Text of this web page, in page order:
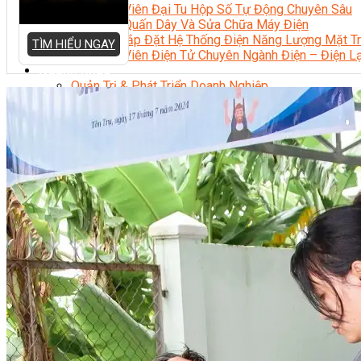
Kỹ Thuật Viên Đại Tu Hộp Số Tự Động Chuyên Sâu
Kỹ Thuật Quấn Dây Và Sửa Chữa Máy Điện
Thiết Kế Lắp Đặt Hệ Thống Điện Năng Lượng Mặt
Kỹ Thuật Viên Điện Tử Chuyên Ngành Điện – Điện
Ngành Khác
Quản Trị & Phát Triển Doanh Nghiệp
Giám Đốc Nhân Sự Chuyên Nghiệp
Quản Lý Cấp Trung Chuyên Nghiệp
Công Nghệ Thông Tin
Chuyên Viên Quản Trị Vận Hành Hệ Thống
An Ninh Mạng (Network Security)
Chuyên Viên Quản Trị Hệ Thống Và An Ninh
Quản Trị Hệ Thống Linux
Quản Trị Vận Hành Microsoft Azure
Data Analyst (Phân Tích Dữ Liệu)
Data Visualization (Trực Quan Hóa Dữ Liệu)
Data System (Quản Trị Dữ Liệu)
Chuyên Viên Lập Trình (Full Stack)
Chuyên Viên Lập Trình Website (Full Stack)
Chuyên Viên Lập Trình Mobile (Full Stack)
Software Testing
Trọn Bộ Công Cụ AI Văn Phòng
Trọn Bộ Công Cụ AI Ứng Dụng Giảng Dạy
TÌM HIỂU NGAY